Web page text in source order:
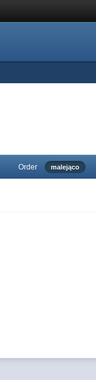
Order malejąco